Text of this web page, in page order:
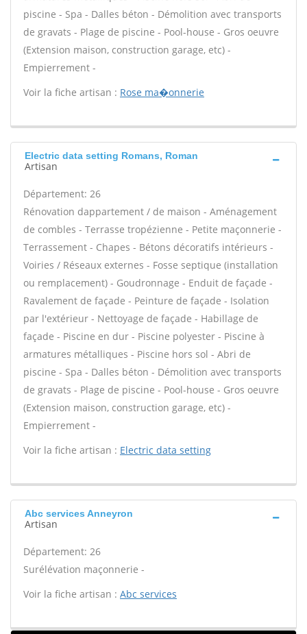
piscine - Spa - Dalles béton - Démolition avec transports
de gravats - Plage de piscine - Pool-house - Gros oeuvre
(Extension maison, construction garage, etc) -
Empierrement -
Voir la fiche artisan : Rose ma�onnerie
Electric data setting Romans, Roman
Artisan
Département: 26
Rénovation dappartement / de maison - Aménagement
de combles - Terrasse tropézienne - Petite maçonnerie -
Terrassement - Chapes - Bétons décoratifs intérieurs -
Voiries / Réseaux externes - Fosse septique (installation
ou remplacement) - Goudronnage - Enduit de façade -
Ravalement de façade - Peinture de façade - Isolation
par l'extérieur - Nettoyage de façade - Habillage de
façade - Piscine en dur - Piscine polyester - Piscine à
armatures métalliques - Piscine hors sol - Abri de
piscine - Spa - Dalles béton - Démolition avec transports
de gravats - Plage de piscine - Pool-house - Gros oeuvre
(Extension maison, construction garage, etc) -
Empierrement -
Voir la fiche artisan : Electric data setting
Abc services Anneyron
Artisan
Département: 26
Surélévation maçonnerie -
Voir la fiche artisan : Abc services